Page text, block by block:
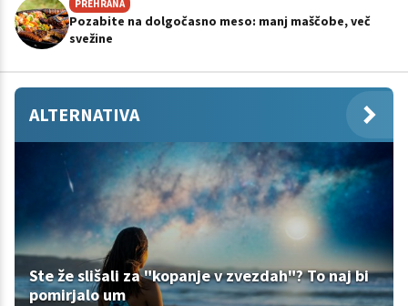
PREHRANA
Pozabite na dolgočasno meso: manj maščobe, več
svežine
ALTERNATIVA
Ste že slišali za "kopanje v zvezdah"? To naj bi
pomirjalo um